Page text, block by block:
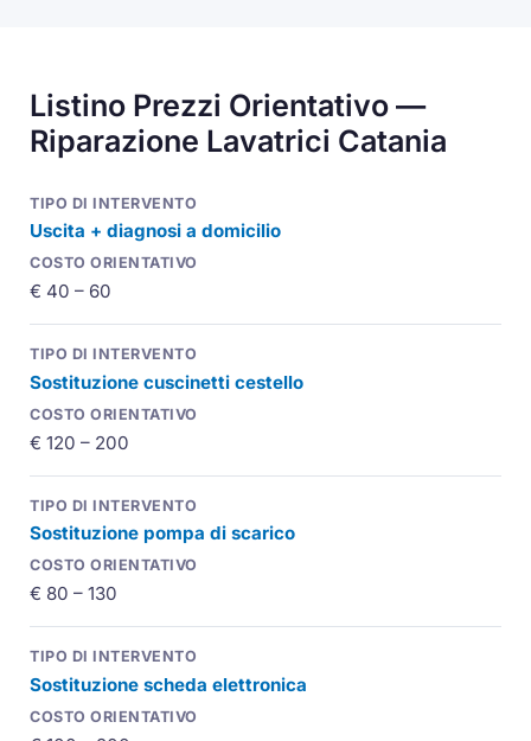
Listino Prezzi Orientativo —
Riparazione Lavatrici Catania
Uscita + diagnosi a domicilio
€ 40 – 60
Sostituzione cuscinetti cestello
€ 120 – 200
Sostituzione pompa di scarico
€ 80 – 130
Sostituzione scheda elettronica